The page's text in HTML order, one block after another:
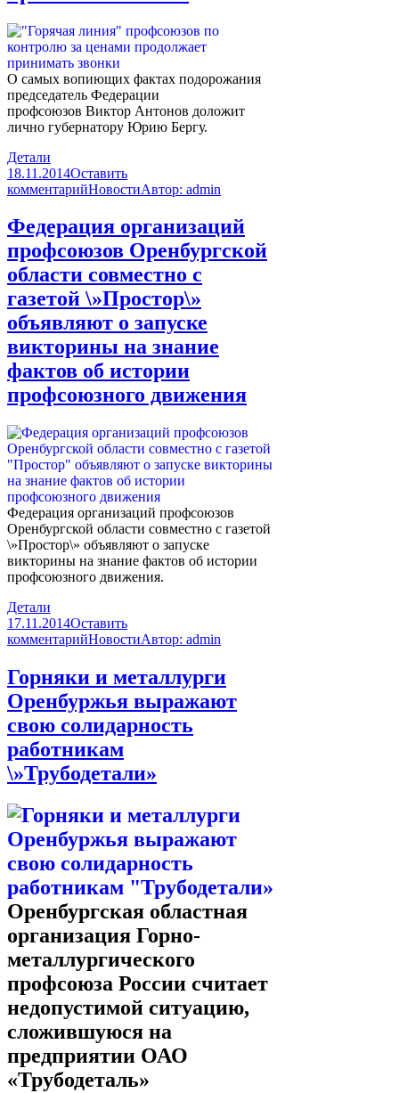
О самых вопиющих фактах подорожания
председатель Федерации
профсоюзов Виктор Антонов доложит
лично губернатору Юрию Бергу.
Детали
18.11.2014Оставить
комментарийНовостиАвтор: admin
Федерация организаций
профсоюзов Оренбургской
области совместно с
газетой \»Простор\»
объявляют о запуске
викторины на знание
фактов об истории
профсоюзного движения
Федерация организаций профсоюзов
Оренбургской области совместно с газетой
\»Простор\» объявляют о запуске
викторины на знание фактов об истории
профсоюзного движения.
Детали
17.11.2014Оставить
комментарийНовостиАвтор: admin
Горняки и металлурги
Оренбуржья выражают
свою солидарность
работникам
\»Трубодетали»
Оренбургская областная
организация Горно-
металлургического
профсоюза России считает
недопустимой ситуацию,
сложившуюся на
предприятии ОАО
«Трубодеталь»